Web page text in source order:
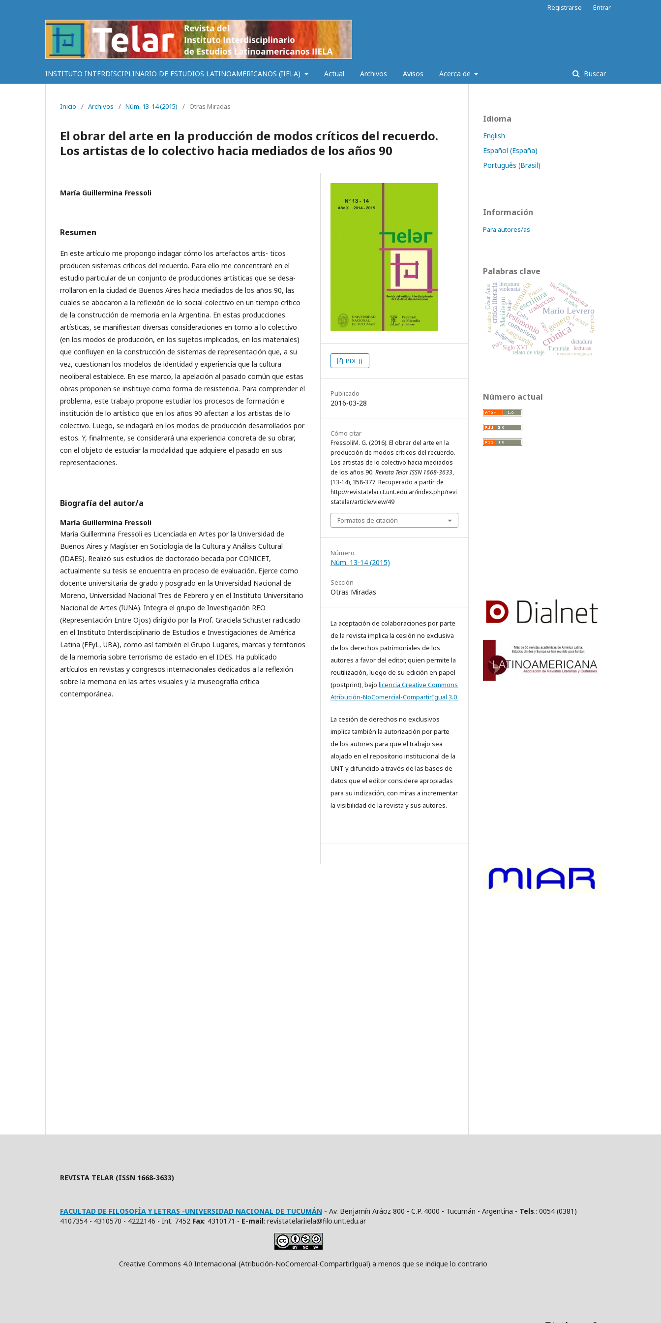
INSTITUTO INTERDISCIPLINARIO DE ESTUDIOS LATINOAMERICANOS (IIELA) Actual Archivos Avisos Acerca de Buscar
Registrarse Entrar
Inicio / Archivos / Núm. 13-14 (2015) / Otras Miradas
El obrar del arte en la producción de modos críticos del recuerdo.
Los artistas de lo colectivo hacia mediados de los años 90
María Guillermina Fressoli
Resumen
En este artículo me propongo indagar cómo los artefactos artís- ticos
producen sistemas críticos del recuerdo. Para ello me concentraré en el
estudio particular de un conjunto de producciones artísticas que se desa-
rrollaron en la ciudad de Buenos Aires hacia mediados de los años 90, las
cuales se abocaron a la reflexión de lo social-colectivo en un tiempo crítico
de la construcción de memoria en la Argentina. En estas producciones
artísticas, se manifiestan diversas consideraciones en torno a lo colectivo
(en los modos de producción, en los sujetos implicados, en los materiales)
que confluyen en la construcción de sistemas de representación que, a su
vez, cuestionan los modelos de identidad y experiencia que la cultura
neoliberal establece. En ese marco, la apelación al pasado común que estas
obras proponen se instituye como forma de resistencia. Para comprender el
problema, este trabajo propone estudiar los procesos de formación e
institución de lo artístico que en los años 90 afectan a los artistas de lo
colectivo. Luego, se indagará en los modos de producción desarrollados por
estos. Y, finalmente, se considerará una experiencia concreta de su obrar,
con el objeto de estudiar la modalidad que adquiere el pasado en sus
representaciones.
Biografía del autor/a
María Guillermina Fressoli
María Guillermina Fressoli es Licenciada en Artes por la Universidad de
Buenos Aires y Magíster en Sociología de la Cultura y Análisis Cultural
(IDAES). Realizó sus estudios de doctorado becada por CONICET,
actualmente su tesis se encuentra en proceso de evaluación. Ejerce como
docente universitaria de grado y posgrado en la Universidad Nacional de
Moreno, Universidad Nacional Tres de Febrero y en el Instituto Universitario
Nacional de Artes (IUNA). Integra el grupo de Investigación REO
(Representación Entre Ojos) dirigido por la Prof. Graciela Schuster radicado
en el Instituto Interdisciplinario de Estudios e Investigaciones de América
Latina (FFyL, UBA), como así también el Grupo Lugares, marcas y territorios
de la memoria sobre terrorismo de estado en el IDES. Ha publicado
artículos en revistas y congresos internacionales dedicados a la reflexión
sobre la memoria en las artes visuales y la museografía crítica
contemporánea.
PDF ()
Publicado
2016-03-28
Cómo citar
FressoliM. G. (2016). El obrar del arte en la
producción de modos críticos del recuerdo.
Los artistas de lo colectivo hacia mediados
de los años 90. Revista Telar ISSN 1668-3633,
(13-14), 358-377. Recuperado a partir de
http://revistatelar.ct.unt.edu.ar/index.php/revi
statelar/article/view/49
Formatos de citación
Número
Núm. 13-14 (2015)
Sección
Otras Miradas
La aceptación de colaboraciones por parte
de la revista implica la cesión no exclusiva
de los derechos patrimoniales de los
autores a favor del editor, quien permite la
reutilización, luego de su edición en papel
(postprint), bajo licencia Creative Commons
Atribución-NoComercial-CompartirIgual 3.0
La cesión de derechos no exclusivos
implica también la autorización por parte
de los autores para que el trabajo sea
alojado en el repositorio institucional de la
UNT y difundido a través de las bases de
datos que el editor considere apropiadas
para su indización, con miras a incrementar
la visibilidad de la revista y sus autores.
Idioma
English
Español (España)
Português (Brasil)
Información
Para autores/as
Palabras clave
crónica
género
Mario Levrero
escritura
testimonio
memoria
comunismo
Mariátegui traducción
vanguardia
crítica literaria Andes
Siglo XVI
Poesía
violencia
relato de viaje
literatura fantástica
Lectura
dictadura
Tucumán
raros
narrativa
indígenas
César Aira
lecturas
Archivo
Cuba
literatura
Perú
literatura uruguaya
Mujer
patriarcado
raro
Número actual
REVISTA TELAR (ISSN 1668-3633)
FACULTAD DE FILOSOFÍA Y LETRAS -UNIVERSIDAD NACIONAL DE TUCUMÁN - Av. Benjamín Aráoz 800 - C.P. 4000 - Tucumán - Argentina - Tels.: 0054 (0381)
4107354 - 4310570 - 4222146 - Int. 7452 Fax: 4310171 - E-mail: revistatelar.iiela@filo.unt.edu.ar
Creative Commons 4.0 Internacional (Atribución-NoComercial-CompartirIgual) a menos que se indique lo contrario